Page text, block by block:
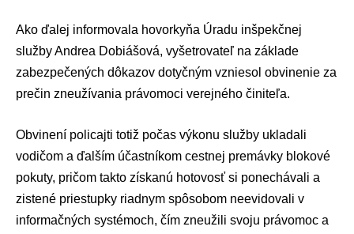
Ako ďalej informovala hovorkyňa Úradu inšpekčnej
službyAndrea Dobiášová, vyšetrovateľ na základe
zabezpečených dôkazov dotyčným vzniesol obvinenie za
prečin zneužívania právomoci verejného činiteľa.
Obvinení policajti totiž počas výkonu služby ukladali
vodičom a ďalším účastníkom cestnej premávky blokové
pokuty, pričom takto získanú hotovosť si ponechávali a
zistené priestupky riadnym spôsobom neevidovali v
informačných systémoch, čím zneužili svoju právomoc a